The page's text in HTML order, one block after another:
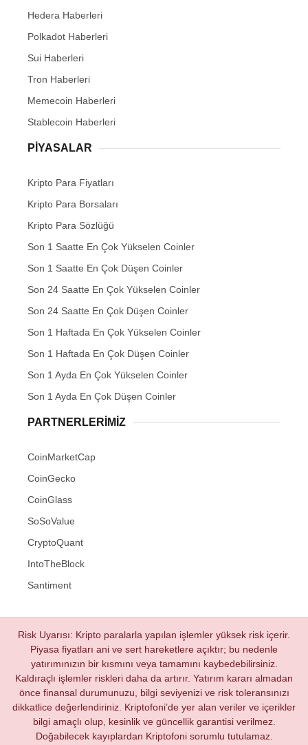
Hedera Haberleri
Polkadot Haberleri
Sui Haberleri
Tron Haberleri
Memecoin Haberleri
Stablecoin Haberleri
PIYASALAR
Kripto Para Fiyatları
Kripto Para Borsaları
Kripto Para Sözlüğü
Son 1 Saatte En Çok Yükselen Coinler
Son 1 Saatte En Çok Düşen Coinler
Son 24 Saatte En Çok Yükselen Coinler
Son 24 Saatte En Çok Düşen Coinler
Son 1 Haftada En Çok Yükselen Coinler
Son 1 Haftada En Çok Düşen Coinler
Son 1 Ayda En Çok Yükselen Coinler
Son 1 Ayda En Çok Düşen Coinler
PARTNERLERIMIZ
CoinMarketCap
CoinGecko
CoinGlass
SoSoValue
CryptoQuant
IntoTheBlock
Santiment
Risk Uyarısı: Kripto paralarla yapılan işlemler yüksek risk içerir.
Piyasa fiyatları ani ve sert hareketlere açıktır; bu nedenle
yatırımınızın bir kısmını veya tamamını kaybedebilirsiniz.
Kaldıraçlı işlemler riskleri daha da artırır. Yatırım kararı almadan
önce finansal durumunuzu, bilgi seviyenizi ve risk toleransınızı
dikkatlice değerlendiriniz. Kriptofoni’de yer alan veriler ve içerikler
bilgi amaçlı olup, kesinlik ve güncellik garantisi verilmez.
Doğabilecek kayıplardan Kriptofoni sorumlu tutulamaz.